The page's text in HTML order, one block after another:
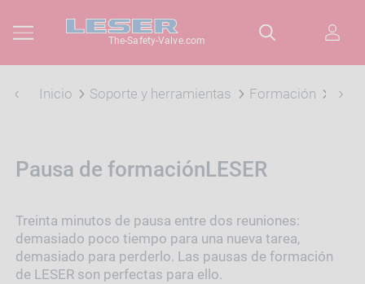
The-Safety-Valve.com
Inicio Soporte y herramientas Formación
Pausa de formaciónLESER
Treinta minutos de pausa entre dos reuniones:
demasiado poco tiempo para una nueva tarea,
demasiado para perderlo. Las pausas de formación
de LESER son perfectas para ello.